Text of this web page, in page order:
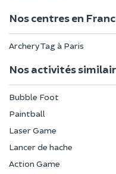
Nos centres en
Archery Tag à Paris
Nos activités
Bubble Foot
Paintball
Laser Game
Lancer de hache
Action Game